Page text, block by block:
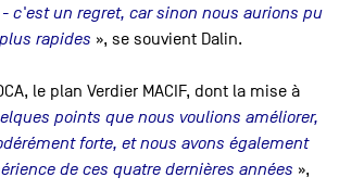
c'est un regret, car sinon nous aurions pu
rapides », se souvient Dalin.
le plan Verdier MACIF, dont la mise à
points que nous voulions améliorer,
forte, et nous avons également
de ces quatre dernières années »,